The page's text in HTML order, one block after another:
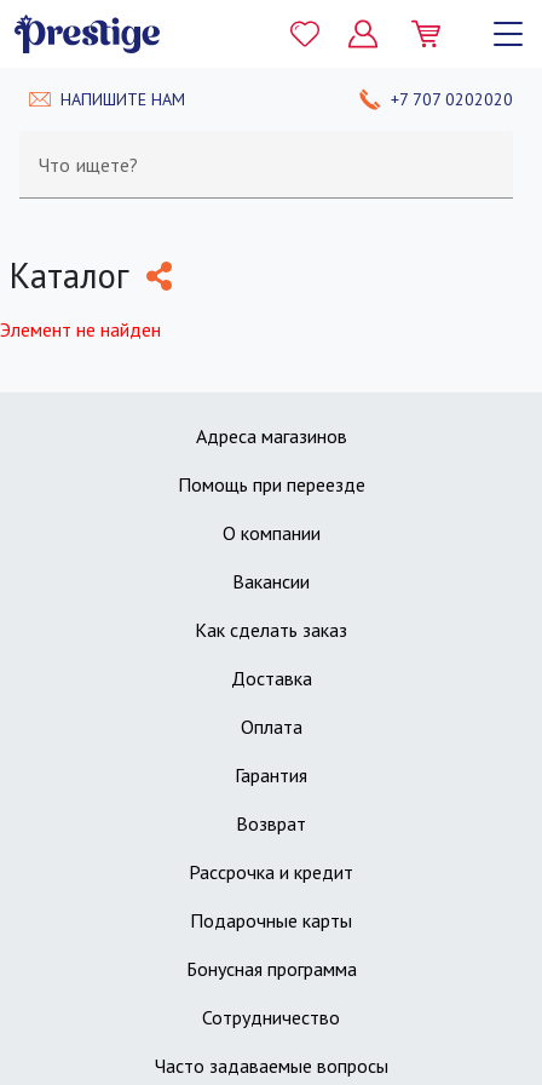
НАПИШИТЕ НАМ +7 707 0202020
Что ищете?
Каталог
Элемент не найден
Адреса магазинов
Помощь при переезде
О компании
Вакансии
Как сделать заказ
Доставка
Оплата
Гарантия
Возврат
Рассрочка и кредит
Подарочные карты
Бонусная программа
Сотрудничество
Часто задаваемые вопросы